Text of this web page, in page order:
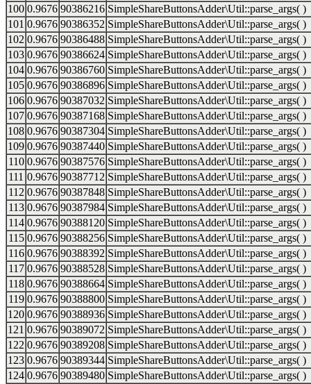
100 0.9676 90386216 SimpleShareButtonsAdder\Util::parse_args( )
101 0.9676 90386352 SimpleShareButtonsAdder\Util::parse_args( )
102 0.9676 90386488 SimpleShareButtonsAdder\Util::parse_args( )
103 0.9676 90386624 SimpleShareButtonsAdder\Util::parse_args( )
104 0.9676 90386760 SimpleShareButtonsAdder\Util::parse_args( )
105 0.9676 90386896 SimpleShareButtonsAdder\Util::parse_args( )
106 0.9676 90387032 SimpleShareButtonsAdder\Util::parse_args( )
107 0.9676 90387168 SimpleShareButtonsAdder\Util::parse_args( )
108 0.9676 90387304 SimpleShareButtonsAdder\Util::parse_args( )
109 0.9676 90387440 SimpleShareButtonsAdder\Util::parse_args( )
110 0.9676 90387576 SimpleShareButtonsAdder\Util::parse_args( )
111 0.9676 90387712 SimpleShareButtonsAdder\Util::parse_args( )
112 0.9676 90387848 SimpleShareButtonsAdder\Util::parse_args( )
113 0.9676 90387984 SimpleShareButtonsAdder\Util::parse_args( )
114 0.9676 90388120 SimpleShareButtonsAdder\Util::parse_args( )
115 0.9676 90388256 SimpleShareButtonsAdder\Util::parse_args( )
116 0.9676 90388392 SimpleShareButtonsAdder\Util::parse_args( )
117 0.9676 90388528 SimpleShareButtonsAdder\Util::parse_args( )
118 0.9676 90388664 SimpleShareButtonsAdder\Util::parse_args( )
119 0.9676 90388800 SimpleShareButtonsAdder\Util::parse_args( )
120 0.9676 90388936 SimpleShareButtonsAdder\Util::parse_args( )
121 0.9676 90389072 SimpleShareButtonsAdder\Util::parse_args( )
122 0.9676 90389208 SimpleShareButtonsAdder\Util::parse_args( )
123 0.9676 90389344 SimpleShareButtonsAdder\Util::parse_args( )
124 0.9676 90389480 SimpleShareButtonsAdder\Util::parse_args( )